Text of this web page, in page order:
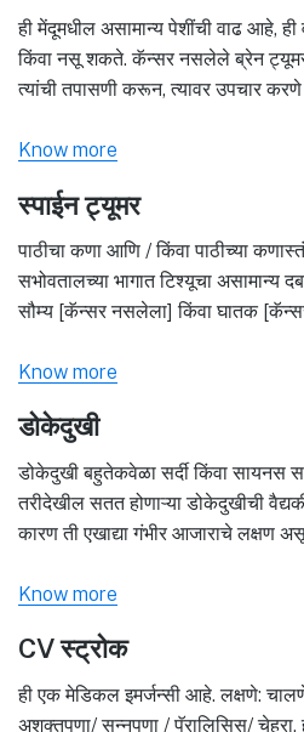
ही मेंदूमधील असामान्य पेशींची वाढ आहे,
किंवा नसू शकते. कॅन्सर नसलेले ब्रेन
त्यांची तपासणी करून, त्यावर उपचार
Know more
स्पाईन ट्यूमर
पाठीचा कणा आणि / किंवा पाठीच्या
सभोवतालच्या भागात टिश्यूचा असामान्य
सौम्य [कॅन्सर नसलेला] किंवा घातक
Know more
डोकेदुखी
डोकेदुखी बहुतेकवेळा सर्दी किंवा सायनस
तरीदेखील सतत होणाऱ्या डोकेदुखीची
कारण ती एखाद्या गंभीर आजाराचे लक्षण
Know more
CV स्ट्रोक
ही एक मेडिकल इमर्जन्सी आहे. लक्षणे:
अशक्तपणा/ सुन्नपणा / पॅरालिसिस/ चेहरा,